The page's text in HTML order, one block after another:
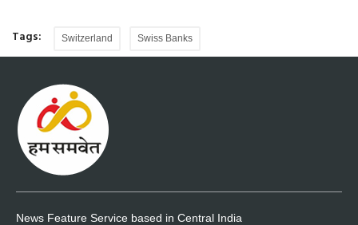
News Feature Service based in Central India
MF, E-3/114, 10 No. Market Area Colony, Bhopal